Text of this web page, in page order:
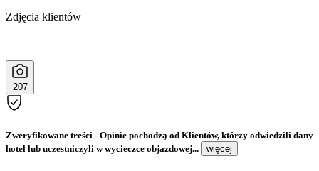
Zdjęcia klientów
207
Zweryfikowane treści - Opinie pochodzą od Klientów, którzy odwiedzili dany
hotel lub uczestniczyli w wycieczce objazdowej...
więcej